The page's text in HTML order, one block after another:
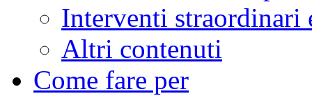
Interventi straordinari
Altri contenuti
Come fare per